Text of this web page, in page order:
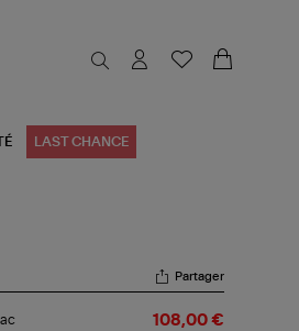
LAST CHANCE
Partager
108,00 €